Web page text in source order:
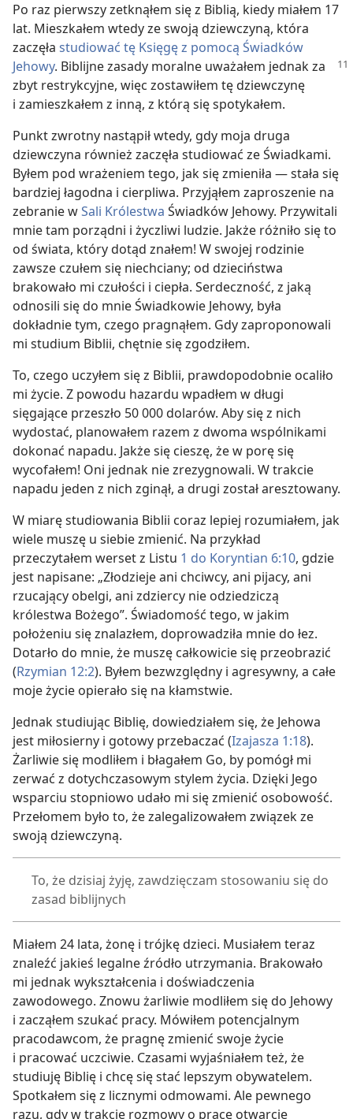
Po raz pierwszy zetknąłem się z Biblią, kiedy miałem 17
lat. Mieszkałem wtedy ze swoją dziewczyną, która
zaczęła studiować tę Księgę z pomocą Świadków
Jehowy. Biblijne zasady moralne uważałem jednakza
zbyt restrykcyjne, więc zostawiłem tę dziewczynę
i zamieszkałem z inną, z którą się spotykałem.
Punkt zwrotny nastąpił wtedy, gdy moja druga
dziewczyna również zaczęła studiować ze Świadkami.
Byłem pod wrażeniem tego, jak się zmieniła — stała się
bardziej łagodna i cierpliwa. Przyjąłem zaproszenie na
zebranie wSali Królestwa Świadków Jehowy. Przywitali
mnie tam porządni i życzliwi ludzie. Jakże różniło się to
od świata, który dotąd znałem! W swojej rodzinie
zawsze czułem się niechciany; od dzieciństwa
brakowało mi czułości i ciepła. Serdeczność, z jaką
odnosili się do mnie Świadkowie Jehowy, była
dokładnie tym, czego pragnąłem. Gdy zaproponowali
mi studium Biblii, chętnie się zgodziłem.
To, czego uczyłem się z Biblii, prawdopodobnie ocaliło
mi życie. Z powodu hazardu wpadłem w długi
sięgające przeszło 50 000 dolarów. Aby się z nich
wydostać, planowałem razem z dwoma wspólnikami
dokonać napadu. Jakże się cieszę, że w porę się
wycofałem! Oni jednak nie zrezygnowali. W trakcie
napadu jeden z nich zginął, a drugi został aresztowany.
W miarę studiowania Biblii coraz lepiej rozumiałem, jak
wiele muszę u siebie zmienić. Na przykład
przeczytałem werset z Listu 1 do Koryntian 6:10, gdzie
jest napisane: „Złodzieje ani chciwcy, ani pijacy, ani
rzucający obelgi, ani zdziercy nie odziedziczą
królestwa Bożego”. Świadomość tego, w jakim
położeniu się znalazłem, doprowadziła mnie do łez.
Dotarło do mnie, że muszę całkowicie się przeobrazić
(Rzymian 12:2). Byłem bezwzględny i agresywny, a całe
moje życie opierało się na kłamstwie.
Jednak studiując Biblię, dowiedziałem się, że Jehowa
jest miłosierny i gotowy przebaczać (Izajasza 1:18).
Żarliwie się modliłem i błagałem Go, by pomógł mi
zerwać z dotychczasowym stylem życia. Dzięki Jego
wsparciu stopniowo udało mi się zmienić osobowość.
Przełomem było to, że zalegalizowałem związek ze
swoją dziewczyną.
To, że dzisiaj żyję, zawdzięczam stosowaniu się do
zasad biblijnych
Miałem 24 lata, żonę i trójkę dzieci. Musiałem teraz
znaleźć jakieś legalne źródło utrzymania. Brakowało
mi jednak wykształcenia i doświadczenia
zawodowego. Znowu żarliwie modliłem się do Jehowy
i zacząłem szukać pracy. Mówiłem potencjalnym
pracodawcom, że pragnę zmienić swoje życie
i pracować uczciwie. Czasami wyjaśniałem też, że
studiuję Biblię i chcę się stać lepszym obywatelem.
Spotkałem się z licznymi odmowami. Ale pewnego
razu, gdy w trakcie rozmowy o pracę otwarcie